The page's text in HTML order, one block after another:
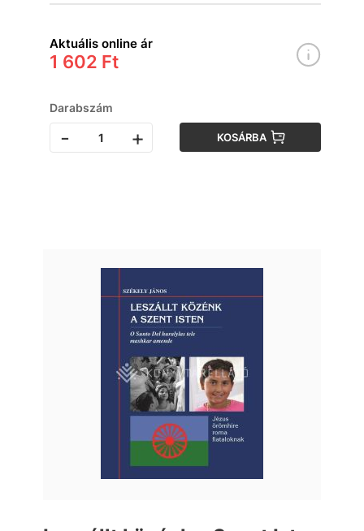
Aktuális online ár
1 602 Ft
Darabszám
- + KOSÁRBA